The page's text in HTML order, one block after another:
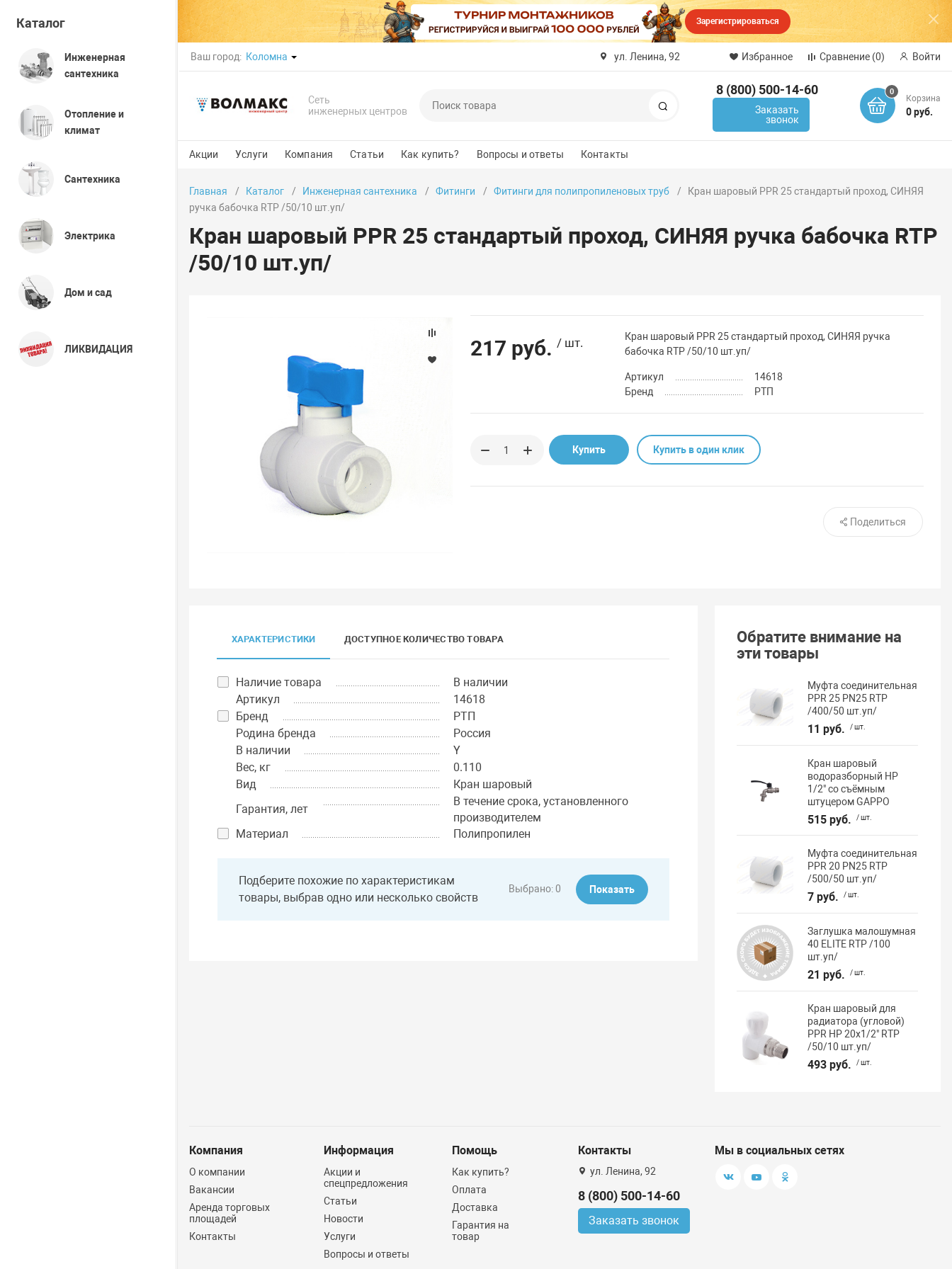
Зарегистрироваться
Ваш город: Коломна ул. Ленина, 92 Избранное Сравнение (0) Войти
Сеть
инженерных центров
8 (800) 500-14-60
Заказать
звонок
0
Корзина
0 руб.
Акции Услуги Компания Статьи Как купить? Вопросы и ответы Контакты
Каталог
Инженерная
сантехника
Отопление и
климат
Сантехника
Электрика
Дом и сад
ЛИКВИДАЦИЯ
Главная Каталог Инженерная сантехника Фитинги Фитинги для полипропиленовых труб
Кран шаровый PPR 25 стандартый проход, СИНЯЯ
ручка бабочка RTP /50/10 шт.уп/
Кран шаровый PPR 25 стандартый проход, СИНЯЯ ручка бабочка RTP
/50/10 шт.уп/
217 руб. / шт.
Кран шаровый PPR 25 стандартый проход, СИНЯЯ ручка
бабочка RTP /50/10 шт.уп/
Артикул
14618
Бренд
РТП
Купить Купить в один клик
Поделиться
ХАРАКТЕРИСТИКИ ДОСТУПНОЕ КОЛИЧЕСТВО ТОВАРА
Наличие товара
В наличии
Артикул
14618
Бренд
РТП
Родина бренда
Россия
В наличии
Y
Вес, кг
0.110
Вид
Кран шаровый
Гарантия, лет
В течение срока, установленного
производителем
Материал
Полипропилен
Подберите похожие по характеристикам
товары, выбрав одно или несколько свойств
Выбрано:0 Показать
Обратите внимание на
эти товары
Муфта соединительная
PPR 25 PN25 RTP
/400/50 шт.уп/
11 руб. / шт.
Кран шаровый
водоразборный НР
1/2" со съёмным
штуцером GAPPO
515 руб. / шт.
Муфта соединительная
PPR 20 PN25 RTP
/500/50 шт.уп/
7 руб. / шт.
Заглушка малошумная
40 ELITE RTP /100
шт.уп/
21 руб. / шт.
Кран шаровый для
радиатора (угловой)
PPR НР 20х1/2" RTP
/50/10 шт.уп/
493 руб. / шт.
Компания
О компании
Вакансии
Аренда торговых
площадей
Контакты
Информация
Акции и
спецпредложения
Статьи
Новости
Услуги
Вопросы и ответы
Помощь
Как купить?
Оплата
Доставка
Гарантия на
товар
Контакты
ул. Ленина, 92
8 (800) 500-14-60
Заказать звонок
Мы в социальных сетях